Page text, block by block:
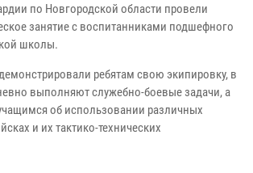
по Новгородской области провели
занятие с воспитанниками подшефного
школы.
ребятам свою экипировку, в
выполняют служебно-боевые задачи, а
об использовании различных
и их тактико-технических